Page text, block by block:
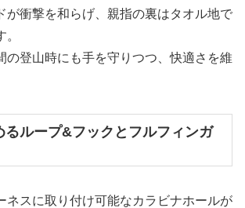
が衝撃を和らげ、親指の裏はタオル地で
の登山時にも手を守りつつ、快適さを維
るループ&フックとフルフィンガ
ネスに取り付け可能なカラビナホールが